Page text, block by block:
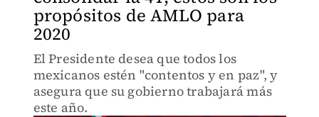
propósitos de AMLO para
2020
El Presidente desea que todos los
mexicanos estén "contentos y en paz", y
asegura que su gobierno trabajará más
este año.